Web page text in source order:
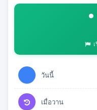
วันนี้
เมื่อวาน